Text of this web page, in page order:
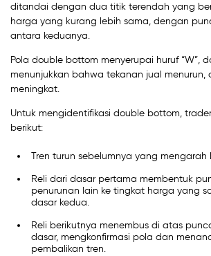
ditandai dengan dua titik terendah yang
harga yang kurang lebih sama, dengan
antara keduanya.
Pola double bottom menyerupai huruf “W”,
menunjukkan bahwa tekanan jual menurun,
meningkat.
Untuk mengidentifikasi double bottom,
berikut:
Tren turun sebelumnya yang
Reli dari dasar pertama membentuk
penurunan lain ke tingkat harga yang
dasar kedua.
Reli berikutnya menembus di atas
dasar, mengkonfirmasi pola dan
pembalikan tren.